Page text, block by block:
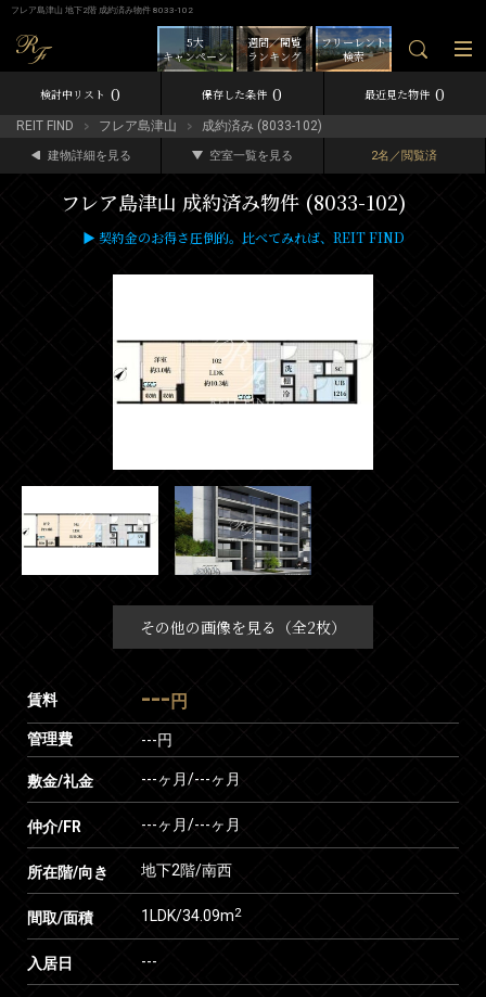
フレア島津山 地下2階 成約済み物件 8033-102
フリーレント
検索
週間／閲覧
ランキング
5大
キャンペーン
検討中リスト 0 保存した条件 0 最近見た物件 0
REIT FIND フレア島津山 成約済み (8033-102)
建物詳細を見る 空室一覧を見る 2名／閲覧済
フレア島津山 成約済み物件 (8033-102)
▶ 契約金のお得さ圧倒的。比べてみれば、REIT FIND
その他の画像を見る（全2枚）
賃料 --- 円
管理費 ---円
敷金/礼金 ---ヶ月/---ヶ月
仲介/FR ---ヶ月/---ヶ月
所在階/向き 地下2階/南西
間取/面積 1LDK/34.09m2
入居日 ---